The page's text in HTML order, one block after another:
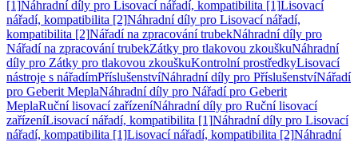
[1]Náhradní díly pro Lisovací nářadí, kompatibilita [1]Lisovací
nářadí, kompatibilita [2]Náhradní díly pro Lisovací nářadí,
kompatibilita [2]Nářadí na zpracování trubekNáhradní díly pro
Nářadí na zpracování trubekZátky pro tlakovou zkouškuNáhradní
díly pro Zátky pro tlakovou zkouškuKontrolní prostředkyLisovací
nástroje s nářadímPříslušenstvíNáhradní díly pro PříslušenstvíNářadí
pro Geberit MeplaNáhradní díly pro Nářadí pro Geberit
MeplaRuční lisovací zařízeníNáhradní díly pro Ruční lisovací
zařízeníLisovací nářadí, kompatibilita [1]Náhradní díly pro Lisovací
nářadí, kompatibilita [1]Lisovací nářadí, kompatibilita [2]Náhradní